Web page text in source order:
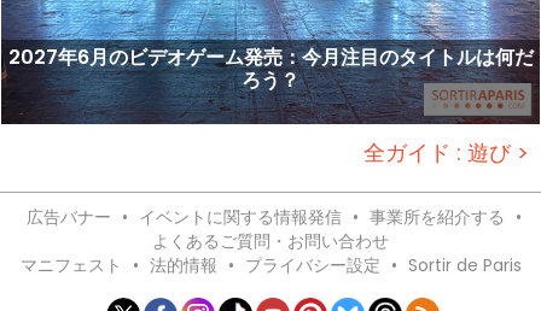
2027年6月のビデオゲーム発売：今月注目のタイトルは何だ
ろう？
全ガイド : 遊び >
広告バナー • イベントに関する情報発信 • 事業所を紹介する •
よくあるご質問・お問い合わせ
マニフェスト
• 法的情報 • プライバシー設定 • Sortir de Paris